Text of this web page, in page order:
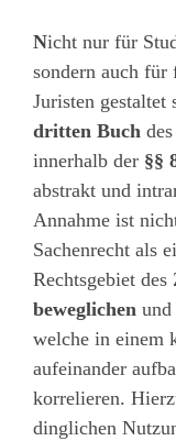
Nicht nur für
sondern auch für
Juristen gestaltet
dritten Buch des
innerhalb der §§
abstrakt und
Annahme ist
Sachenrecht als
Rechtsgebiet
beweglichen und
welche in einem
aufeinander
korrelieren.
dinglichen